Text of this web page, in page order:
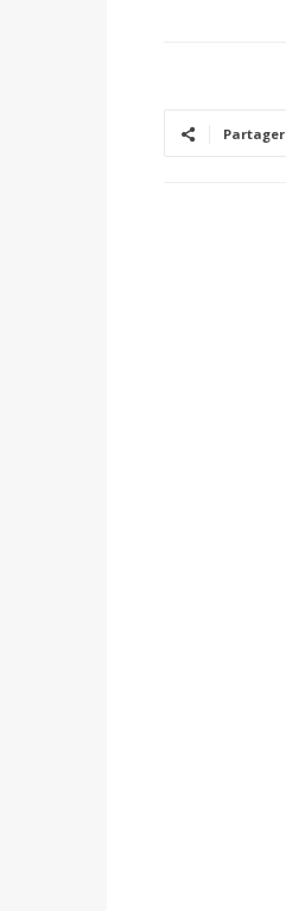
Partager